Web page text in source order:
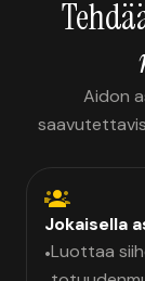
Aidon
Jokaisella
•Luottaa